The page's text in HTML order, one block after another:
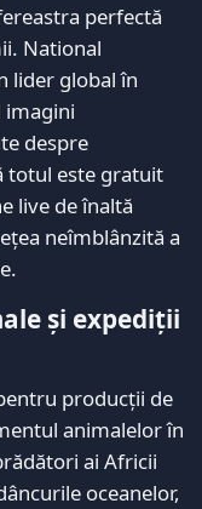
perfectă
National
lider global în
imagini
despre
totul este gratuit
live de înaltă
neîmblânzită a
și expediții
producții de
animalelor în
ai Africii
oceanelor,